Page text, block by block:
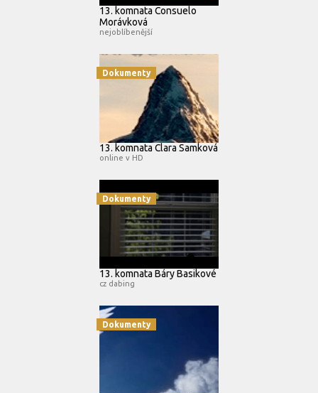
13. komnata Consuelo
Morávková
nejoblíbenější
Dokumenty
13. komnata Clara Samková
online v HD
Dokumenty
13. komnata Báry Basikové
cz dabing
Dokumenty